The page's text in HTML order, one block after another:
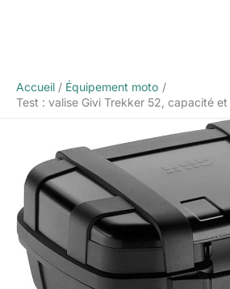
Accueil
Équipement moto
Test : valise Givi Trekker 52, capacité